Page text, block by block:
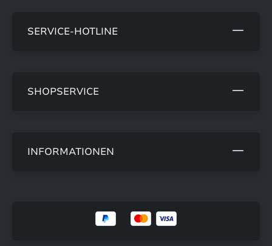
SERVICE-HOTLINE
SHOPSERVICE
INFORMATIONEN